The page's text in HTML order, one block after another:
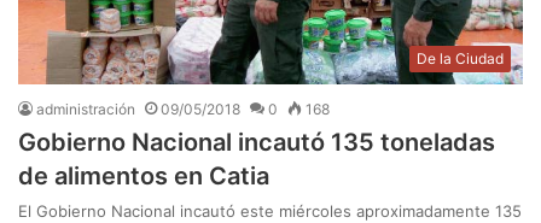
De la Ciudad
administración 09/05/2018 0 168
Gobierno Nacional incautó 135 toneladas
de alimentos en Catia
El Gobierno Nacional incautó este miércoles aproximadamente 135